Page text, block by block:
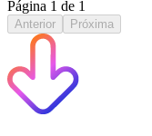
Página 1 de 1
Anterior Próxima